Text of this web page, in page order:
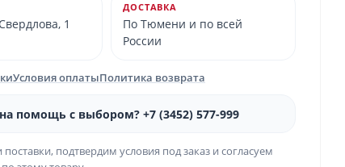
1
ДОСТАВКА
По Тюмени и по всей
России
Условия оплатыПолитика возврата
помощь с выбором? +7 (3452) 577-999
подтвердим условия под заказ и согласуем